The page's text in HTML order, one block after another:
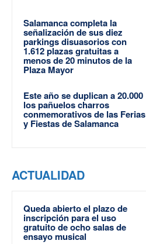
Salamanca completa la
señalización de sus diez
parkings disuasorios con
1.612 plazas gratuitas a
menos de 20 minutos de la
Plaza Mayor
Este año se duplican a 20.000
los pañuelos charros
conmemorativos de las Ferias
y Fiestas de Salamanca
ACTUALIDAD
Queda abierto el plazo de
inscripción para el uso
gratuito de ocho salas de
ensayo musical